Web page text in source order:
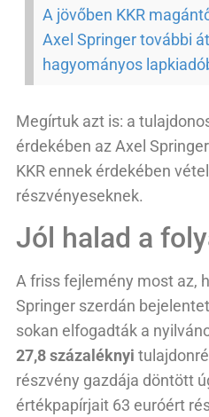
A jövőben KKR
Axel Springer további
hagyományos
Megírtuk azt is: a
érdekében az Axel
KKR ennek érdekében
részvényeseknek.
Jól halad a
A friss fejlemény most az,
Springer szerdán
sokan elfogadták a
27,8 százaléknyi
részvény gazdája döntött
értékpapírjait 63 euróért